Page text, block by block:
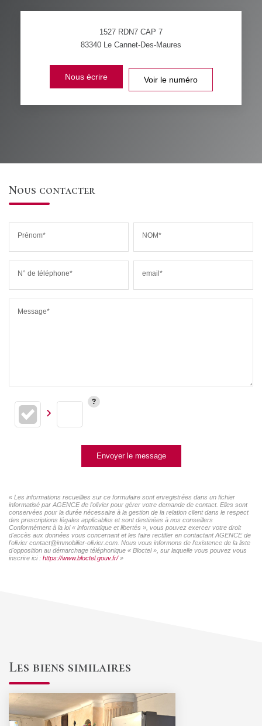
1527 RDN7 CAP 7
83340 Le Cannet-Des-Maures
Nous écrire Voir le numéro
Nous contacter
Prénom* NOM*
N° de téléphone* email*
Message*
Envoyer le message
« Les informations recueillies sur ce formulaire sont enregistrées dans un fichier
informatisé par AGENCE de l'olivier pour gérer votre demande de contact. Elles sont
conservées pour la durée nécessaire à la gestion de la relation client dans le respect
des prescriptions légales applicables et sont destinées à nos conseillers
Conformément à la loi « informatique et libertés », vous pouvez exercer votre droit
d'accès aux données vous concernant et les faire rectifier en contactant AGENCE de
l'olivier contact@immobilier-olivier.com. Nous vous informons de l'existence de la liste
d'opposition au démarchage téléphonique « Bloctel », sur laquelle vous pouvez vous
inscrire ici : https://www.bloctel.gouv.fr/»
Les biens similaires